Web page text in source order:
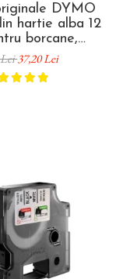
DYMO
hartie alba 12
borcane,
si organizare
S0721510
Lei37,20 Lei